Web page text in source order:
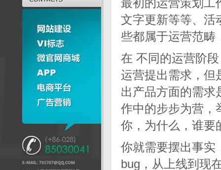
最初的运营策划工
文字更新等等、活
些都属于运营范畴
在 不同的运营阶
运营提出需求，但
出产品方面的需求
作中的步步为营，
你，为什么，谁要
你就需要摆出事实
bug，从上线到现